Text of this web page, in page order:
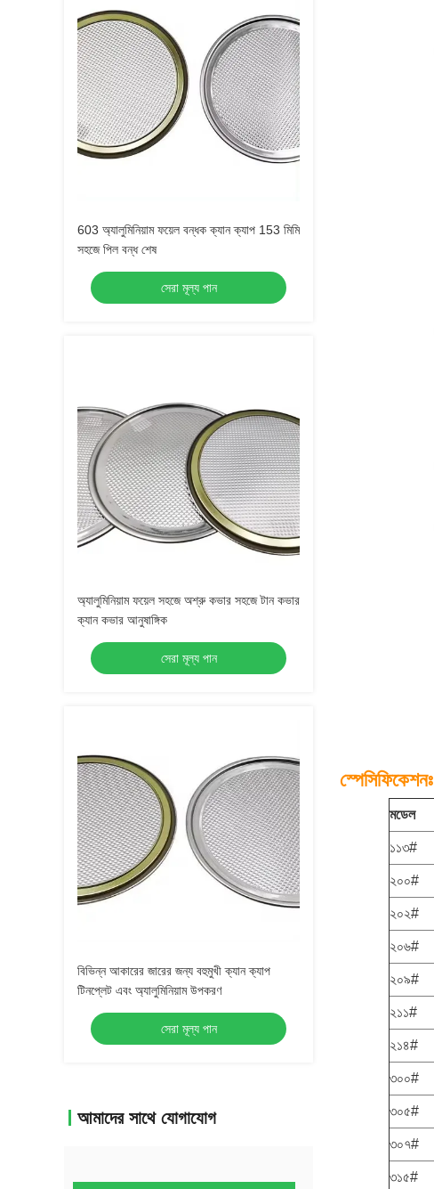
603 অ্যালুমিনিয়াম ফয়েল বন্ধক ক্যান ক্যাপ 153 মিমি
সহজে পিল বন্ধ শেষ
সেরা মূল্য পান
অ্যালুমিনিয়াম ফয়েল সহজে অশ্রু কভার সহজে টান কভার
ক্যান কভার আনুষাঙ্গিক
সেরা মূল্য পান
বিভিন্ন আকারের জারের জন্য বহুমুখী ক্যান ক্যাপ
টিনপ্লেট এবং অ্যালুমিনিয়াম উপকরণ
সেরা মূল্য পান
আমাদের সাথে যোগাযোগ
স্পেসিফিকেশনঃ
মডেল
১১৩#
২০০#
২০২#
২০৬#
২০৯#
২১১#
২১৪#
৩০০#
৩০৫#
৩০৭#
৩১৫#